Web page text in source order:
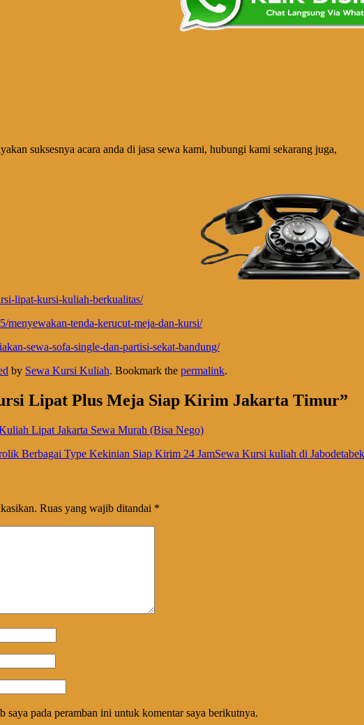
suksesnya acara anda di jasa sewa kami, hubungi kami sekarang juga,
lipat-kursi-kuliah-berkualitas/
menyewakan-tenda-kerucut-meja-dan-kursi/
sewa-sofa-single-dan-partisi-sekat-bandung/
by Sewa Kursi Kuliah. Bookmark the permalink.
Lipat Plus Meja Siap Kirim Jakarta Timur”
Lipat Jakarta Sewa Murah (Bisa Nego)
Berbagai Type Kekinian Siap Kirim 24 JamSewa Kursi kuliah di Jabodetabek
Ruas yang wajib ditandai *
saya pada peramban ini untuk komentar saya berikutnya.